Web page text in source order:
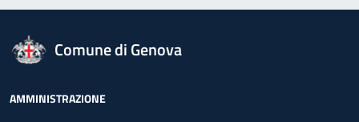
logo Unione Europea
Comune di Genova
Footer - Navigazione
AMMINISTRAZIONE